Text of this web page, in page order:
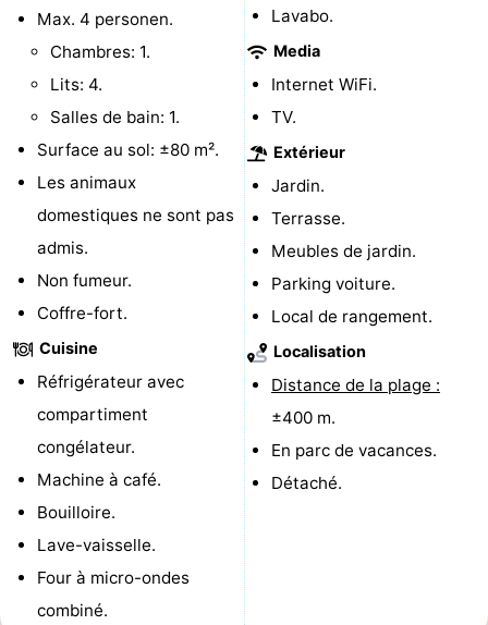
mini-
bien-
&
Nature
Sports
Faire
vélo
Randonnée
Équitation
-
Surfen
Sportive
Equitation
Glossopètre
des
Boire
Max. 4 personen.
Chambres: 1.
Lits: 4.
Salles de bain: 1.
Surface au sol: ±80 m².
Les animaux
domestiques ne sont pas
admis.
Non fumeur.
Coffre-fort.
Cuisine
Réfrigérateur avec
compartiment
congélateur.
Machine à café.
Bouilloire.
Lave-vaisselle.
Four à micro-ondes
combiné.
Lavabo.
Media
Internet WiFi.
TV.
Extérieur
Jardin.
Terrasse.
Meubles de jardin.
Parking voiture.
Local de rangement.
Localisation
Distance de la plage :
±400 m.
En parc de vacances.
Détaché.